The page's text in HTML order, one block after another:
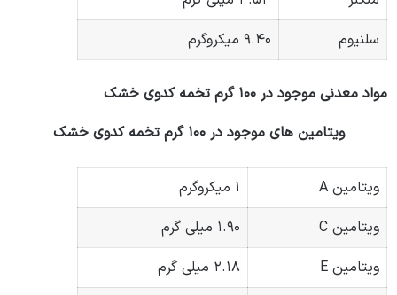
سلنیوم
۹.۴۰ میکروگرم
مواد معدنی موجود در ۱۰۰ گرم تخمه کدوی خشک
ویتامین های موجود در ۱۰۰ گرم تخمه کدوی خشک
ویتامین A
۱ میکروگرم
ویتامین C
۱.۹۰ میلی گرم
ویتامین E
۲.۱۸ میلی گرم